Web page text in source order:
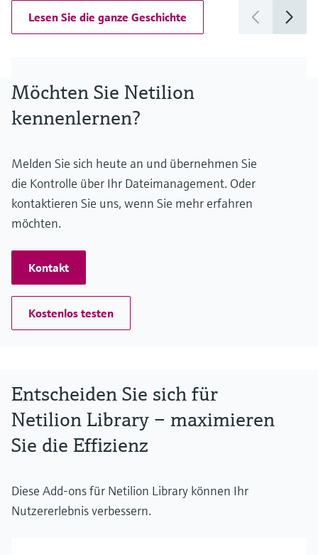
Lesen Sie die ganze Geschichte
Möchten Sie Netilion
kennenlernen?
Melden Sie sich heute an und übernehmen Sie
die Kontrolle über Ihr Dateimanagement. Oder
kontaktieren Sie uns, wenn Sie mehr erfahren
möchten.
Kontakt
Kostenlos testen
Entscheiden Sie sich für
Netilion Library – maximieren
Sie die Effizienz
Diese Add-ons für Netilion Library können Ihr
Nutzererlebnis verbessern.